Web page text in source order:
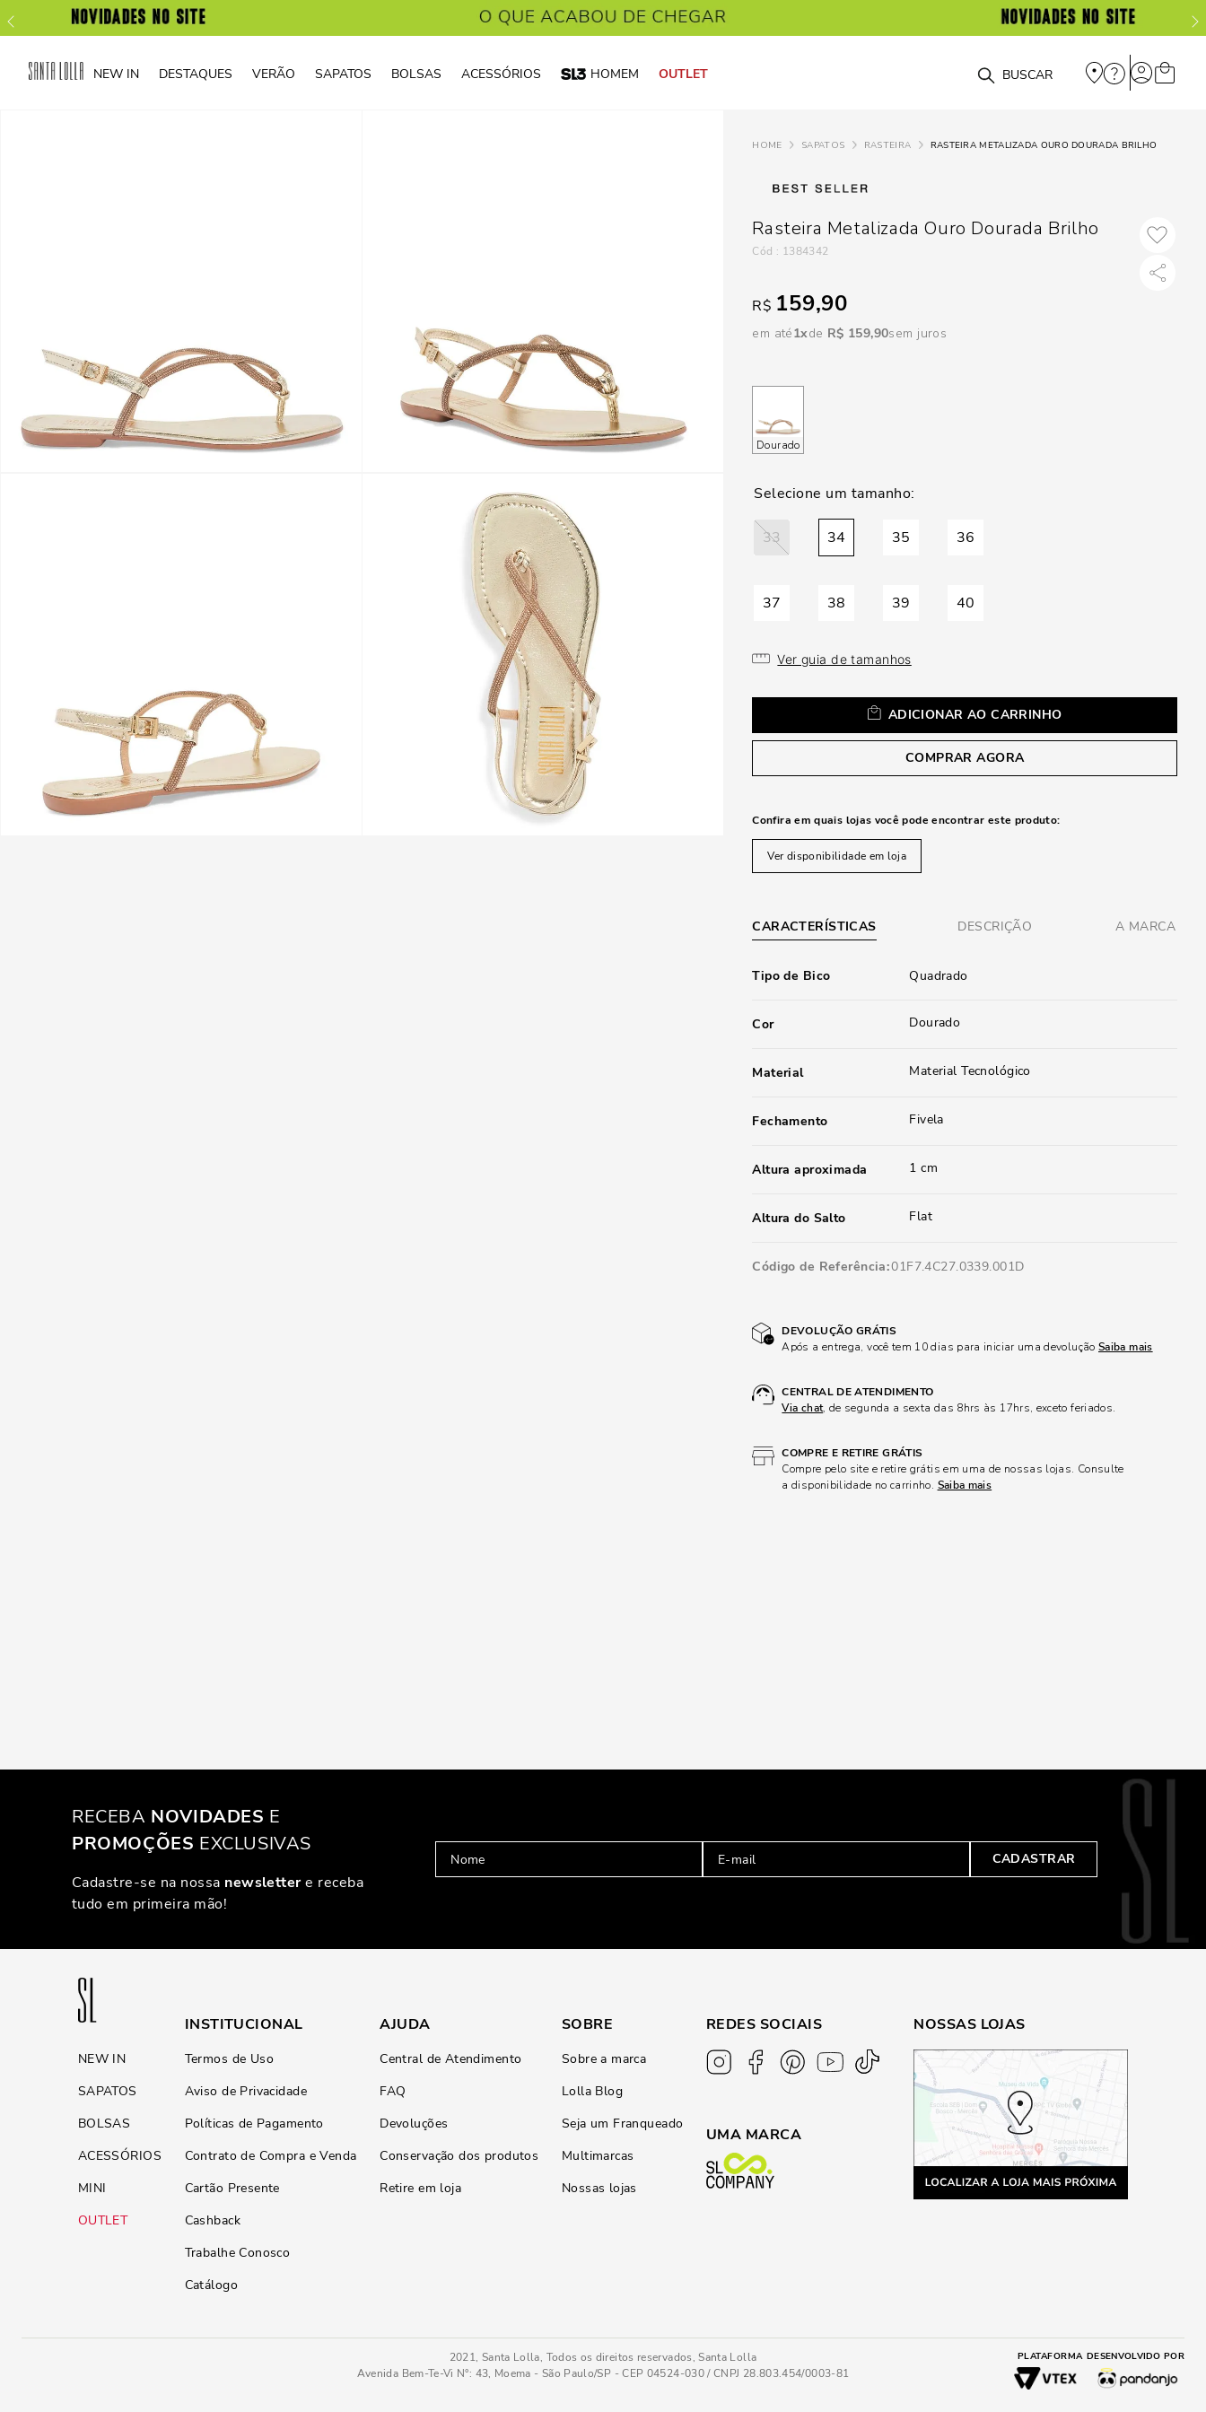
NEW IN DESTAQUES VERÃO SAPATOS BOLSAS ACESSÓRIOS HOMEM OUTLET O que você está procurando?
SAPATOS RASTEIRA RASTEIRA METALIZADA OURO DOURADA BRILHO
Rasteira Metalizada Ouro Dourada Brilho
: 1384342
R$ 159,90
em até1 R$ 159,90sem juros
Dourado
33 34 35 36
37 38 39 40
Ver guia de tamanhos
ADICIONAR AO CARRINHO
COMPRAR AGORA
Confira em quais lojas você pode encontrar este produto:
Ver disponibilidade em loja
Selecione seu
CARACTERÍSTICAS DESCRIÇÃO A MARCA
Tipo de Bico Quadrado
Cor Dourado
Material Material Tecnológico
Fechamento Fivela
Altura aproximada 1 cm
Altura do Salto Flat
Código de Referência 01F7.4C27.0339.001D
DEVOLUÇÃO GRÁTIS
Após a entrega, você tem 10 dias para iniciar uma devolução Saiba mais
CENTRAL DE ATENDIMENTO
Via chat, de segunda a sexta das 8hrs às 17hrs, exceto feriados.
COMPRE E RETIRE GRÁTIS
Compre pelo site e retire grátis em uma de nossas lojas. Consulte
a disponibilidade no carrinho. Saiba mais
RECEBA NOVIDADES E
PROMOÇÕES EXCLUSIVAS
Cadastre-se na nossa newslettere receba
tudo em primeira mão!
CADASTRAR
NEW IN
SAPATOS
BOLSAS
ACESSÓRIOS
MINI
OUTLET
INSTITUCIONAL
Termos de Uso
Aviso de Privacidade
Políticas de Pagamento
Contrato de Compra e Venda
Cartão Presente
Cashback
Trabalhe Conosco
Catálogo
AJUDA
Central de Atendimento
FAQ
Devoluções
Conservação dos produtos
Retire em loja
SOBRE
Sobre a marca
Lolla Blog
Seja um Franqueado
Multimarcas
Nossas lojas
REDES SOCIAIS
UMA MARCA
NOSSAS LOJAS
2021, Santa Lolla, Todos os direitos reservados, Santa Lolla
Avenida Bem-Te-Vi N°: 43, Moema - São Paulo/SP - CEP 04524-030 / CNPJ 28.803.454/0003-81
PLATAFORMA DESENVOLVIDO POR